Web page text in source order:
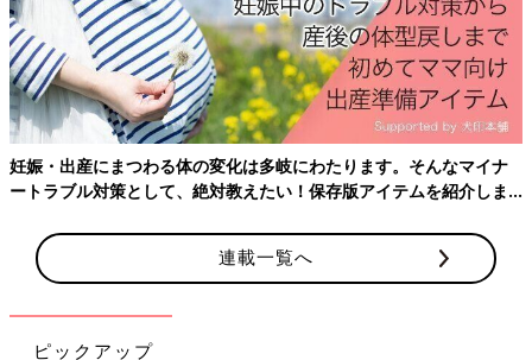
妊娠・出産にまつわる体の変化は多岐にわたります。そんなマイナ
ートラブル対策として、絶対教えたい！保存版アイテムを紹介しま
連載一覧へ
ピックアップ